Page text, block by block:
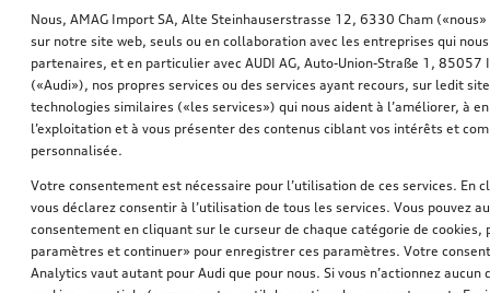
Nous, AMAG Import SA, Alte Steinhauserstrasse 12, 6330 Cham
sur notre site web, seuls ou en collaboration avec les entreprises qui
partenaires, et en particulier avec AUDI AG, Auto-Union-Straße 1,
(«Audi»), nos propres services ou des services ayant recours, sur ledit
technologies similaires («les services») qui nous aident à l’améliorer, à
l’exploitation et à vous présenter des contenus ciblant vos intérêts et
personnalisée.
Votre consentement est nécessaire pour l’utilisation de ces services. En
vous déclarez consentir à l’utilisation de tous les services. Vous pouvez
consentement en cliquant sur le curseur de chaque catégorie de cookies,
paramètres et continuer» pour enregistrer ces paramètres. Votre
Analytics vaut autant pour Audi que pour nous. Si vous n’actionnez aucun